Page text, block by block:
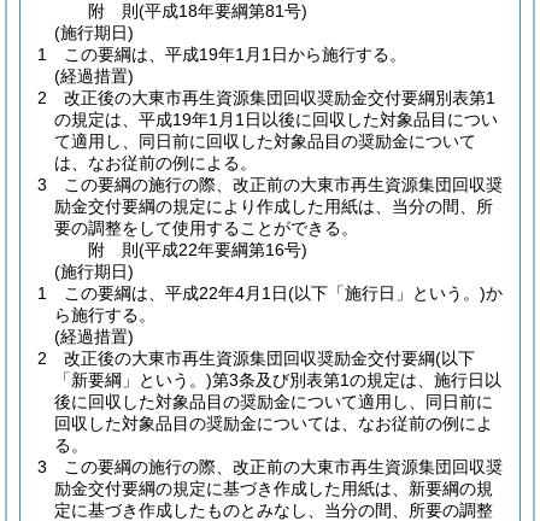
附 則(平成18年要綱第81号)
(施行期日)
1
この要綱は、平成19年1月1日から施行する。
(経過措置)
2
改正後の大東市再生資源集団回収奨励金交付要綱別表第1
の規定は、平成19年1月1日以後に回収した対象品目につい
て適用し、同日前に回収した対象品目の奨励金について
は、なお従前の例による。
3
この要綱の施行の際、改正前の大東市再生資源集団回収奨
励金交付要綱の規定により作成した用紙は、当分の間、所
要の調整をして使用することができる。
附 則(平成22年要綱第16号)
(施行期日)
1
この要綱は、平成22年4月1日(以下「施行日」という。)か
ら施行する。
(経過措置)
2
改正後の大東市再生資源集団回収奨励金交付要綱(以下
「新要綱」という。)第3条及び別表第1の規定は、施行日以
後に回収した対象品目の奨励金について適用し、同日前に
回収した対象品目の奨励金については、なお従前の例によ
る。
3
この要綱の施行の際、改正前の大東市再生資源集団回収奨
励金交付要綱の規定に基づき作成した用紙は、新要綱の規
定に基づき作成したものとみなし、当分の間、所要の調整